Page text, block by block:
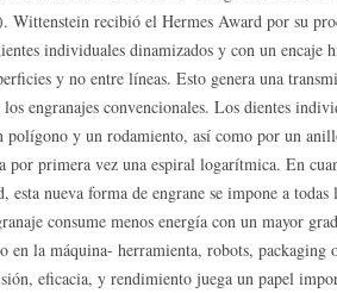
Wittenstein recibió el Hermes Award por su
individuales dinamizados y con un encaje
y no entre líneas. Esto genera una
engranajes convencionales. Los dientes
polígono y un rodamiento, así como por un
por primera vez una espiral logarítmica. En
nueva forma de engrane se impone a todas
consume menos energía con un mayor
en la máquina- herramienta, robots,
eficacia, y rendimiento juega un papel